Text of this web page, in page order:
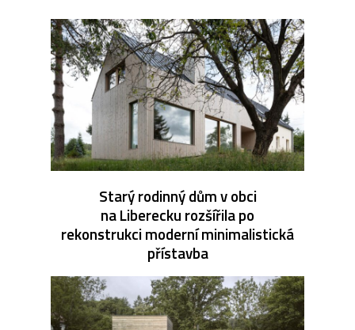
Starý rodinný dům v obci
na Liberecku rozšířila po
rekonstrukci moderní minimalistická
přístavba